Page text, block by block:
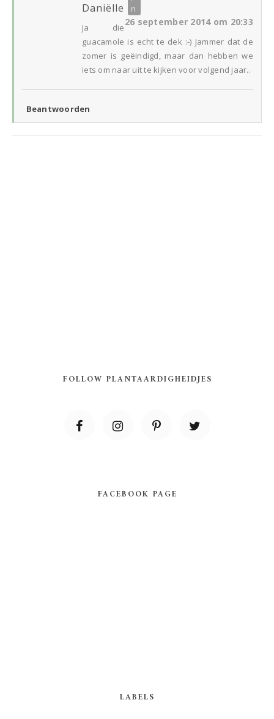
Daniëlle
26 september 2014 om 20:33
Ja die
guacamole is echt te dek :-) Jammer dat de
zomer is geëindigd, maar dan hebben we
iets om naar uit te kijken voor volgend jaar..
Beantwoorden
FOLLOW PLANTAARDIGHEIDJES
FACEBOOK PAGE
LABELS